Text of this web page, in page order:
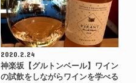
2020.2.24
神楽坂【グルトンベール】ワイン
の試飲をしながらワインを学べる